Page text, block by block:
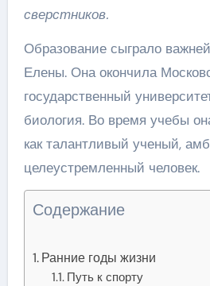
сверстников.
Образование сыграло
Елены. Она окончила
государственный
биология. Во время учебы
как талантливый ученый,
целеустремленный человек.
Содержание
Ранние годы жизни
Путь к спорту